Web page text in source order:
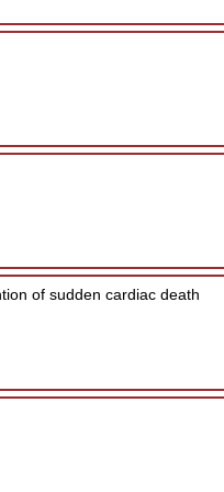
of sudden cardiac death